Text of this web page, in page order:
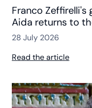
Franco
Aida returns to
28 July 2026
Read the article